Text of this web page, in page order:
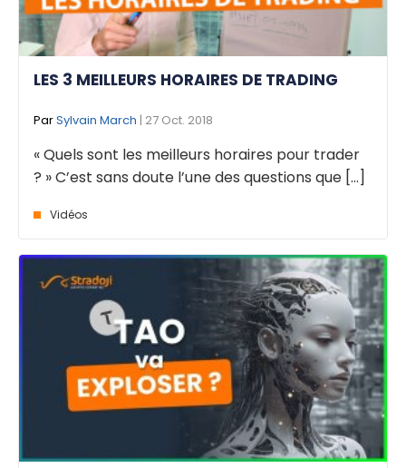
LES 3 MEILLEURS HORAIRES DE TRADING
ParSylvain March | 27 Oct. 2018
« Quels sont les meilleurs horaires pour trader
? » C’est sans doute l’une des questions que [...]
Vidéos